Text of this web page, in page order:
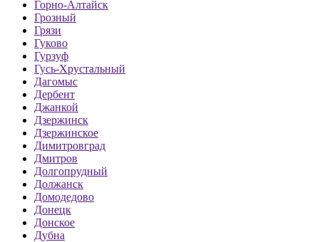
Горно-Алтайск
Грозный
Грязи
Гуково
Гурзуф
Гусь-Хрустальный
Дагомыс
Дербент
Джанкой
Дзержинск
Дзержинское
Димитровград
Дмитров
Долгопрудный
Должанск
Домодедово
Донецк
Донское
Дубна